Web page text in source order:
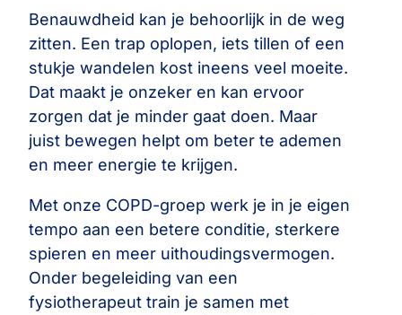
Benauwdheid kan je behoorlijk in de weg
zitten. Een trap oplopen, iets tillen of een
stukje wandelen kost ineens veel moeite.
Dat maakt je onzeker en kan ervoor
zorgen dat je minder gaat doen. Maar
juist bewegen helpt om beter te ademen
en meer energie te krijgen.
Met onze COPD-groep werk je in je eigen
tempo aan een betere conditie, sterkere
spieren en meer uithoudingsvermogen.
Onder begeleiding van een
fysiotherapeut train je samen met